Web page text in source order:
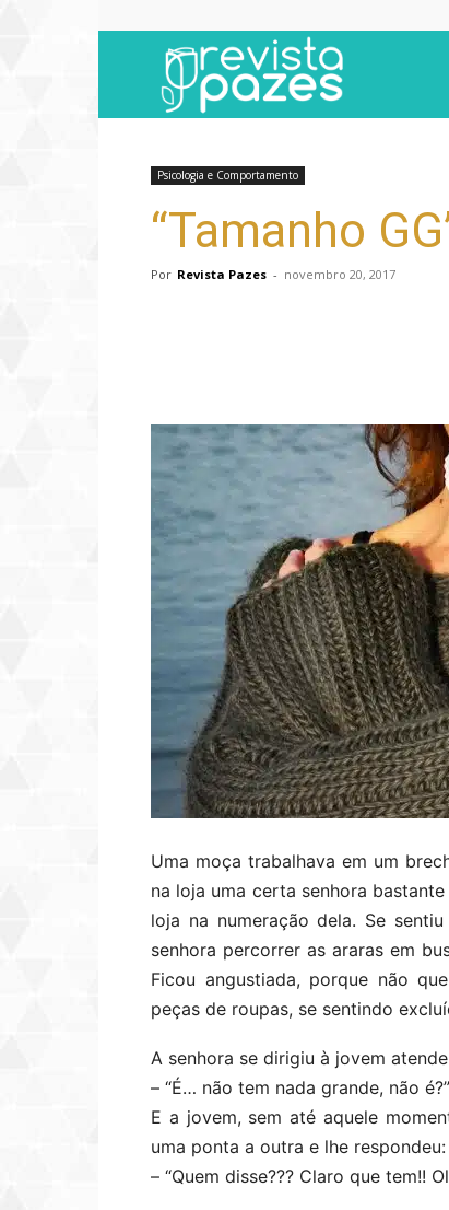
Psicologia e Comportamento
“Tamanho
Por Revista Pazes - novembro 20, 2017
Uma moça trabalhava em um
na loja uma certa senhora
loja na numeração dela. Se
senhora percorrer as araras em
Ficou angustiada, porque não
peças de roupas, se sentindo
A senhora se dirigiu à jovem
– “É… não tem nada grande, não é?”
E a jovem, sem até aquele
uma ponta a outra e lhe respondeu:
– “Quem disse??? Claro que tem!!